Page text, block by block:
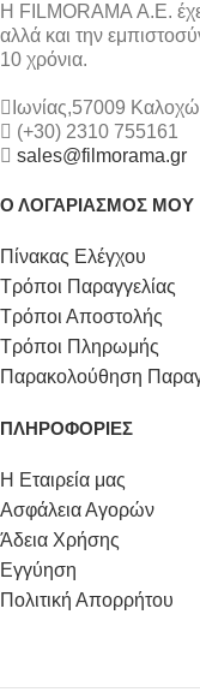
Η FILMORAMA Α.Ε.
αλλά και την
10 χρόνια.
Ιωνίας,57009
(+30) 2310 755161
sales@filmorama.gr
Ο ΛΟΓΑΡΙΑΣΜΟΣ ΜΟΥ
Πίνακας Ελέγχου
Τρόποι Παραγγελίας
Τρόποι Αποστολής
Τρόποι Πληρωμής
Παρακολούθηση
ΠΛΗΡΟΦΟΡΙΕΣ
Η Εταιρεία μας
Ασφάλεια Αγορών
Άδεια Χρήσης
Εγγύηση
Πολιτική Απορρήτου